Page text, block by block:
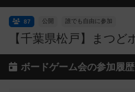
公開 誰でも自由に参加
87
ボードゲーム会の参加履歴